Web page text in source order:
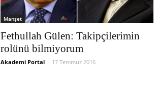
Manşet
Fethullah Gülen: Takipçilerimin
rolünü bilmiyorum
Akademi Portal - 17 Temmuz 2016